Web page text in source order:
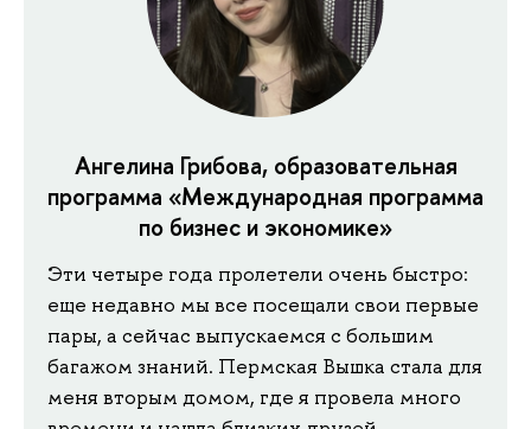
Ангелина Грибова, образовательная
программа «Международная программа
по бизнес и экономике»
Эти четыре года пролетели очень быстро:
еще недавно мы все посещали свои первые
пары, а сейчас выпускаемся с большим
багажом знаний. Пермская Вышка стала для
меня вторым домом, где я провела много